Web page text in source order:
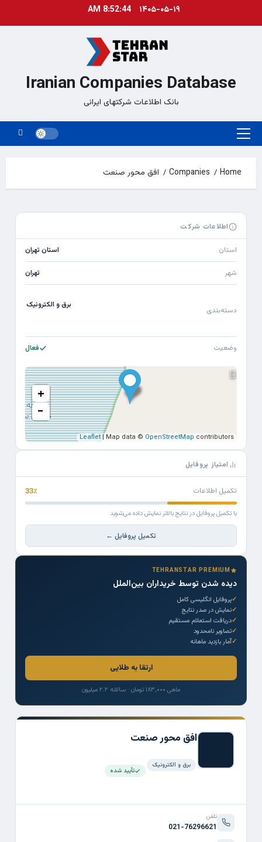
۱۴۰۵-۰۵-۱۹ 8:52:44 AM
Iranian Companies Database
بانک اطلاعات شرکتهای ایرانی
Primary
Home
Companies افق محور صنعت
افق محور صنعت
برق و الکترونیک
تأیید شده
تلفن
021-76296621
اطلاعات شرکت
استان استان تهران
شهر تهران
دسته‌بندی
برق و الکترونیک
وضعیت فعال
+
−
Leaflet| Map data © OpenStreetMap contributors
امتیاز پروفایل
تکمیل اطلاعات 33٪
با تکمیل پروفایل در نتایج بالاتر نمایش داده می‌شوید
تکمیل پروفایل ←
TEHRANSTAR PREMIUM
دیده شدن توسط خریداران بین‌الملل
پروفایل انگلیسی کامل
نمایش در صدر نتایج
دریافت استعلام مستقیم
تصاویر نامحدود
آمار بازدید ماهانه
ارتقا به طلایی
ماهی ۱۸۳,۰۰۰ تومان · سالانه ۲.۲ میلیون